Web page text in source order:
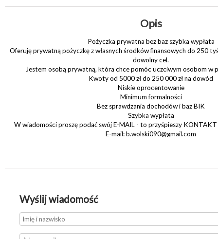
Opis
Pożyczka prywatna bez baz szybka wypłata
Oferuję prywatną pożyczkę z własnych środków finansowych do 250 tyś
dowolny cel.
Jestem osobą prywatną, która chce pomóc uczciwym osobom w
Kwoty od 5000 zł do 250 000 zł na dowód
Niskie oprocentowanie
Minimum formalności
Bez sprawdzania dochodów i baz BIK
Szybka wypłata
W wiadomości proszę podać swój E-MAIL - to przyśpieszy
E-mail: b.wolski090@gmail.com
Wyślij wiadomość